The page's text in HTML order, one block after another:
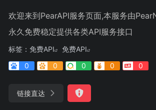
欢迎来到PearAPI服务页面,本服务由
永久免费稳定提供各类API服务接口
标签： 免费API
免费API
0
0 0 0 0
链接直达